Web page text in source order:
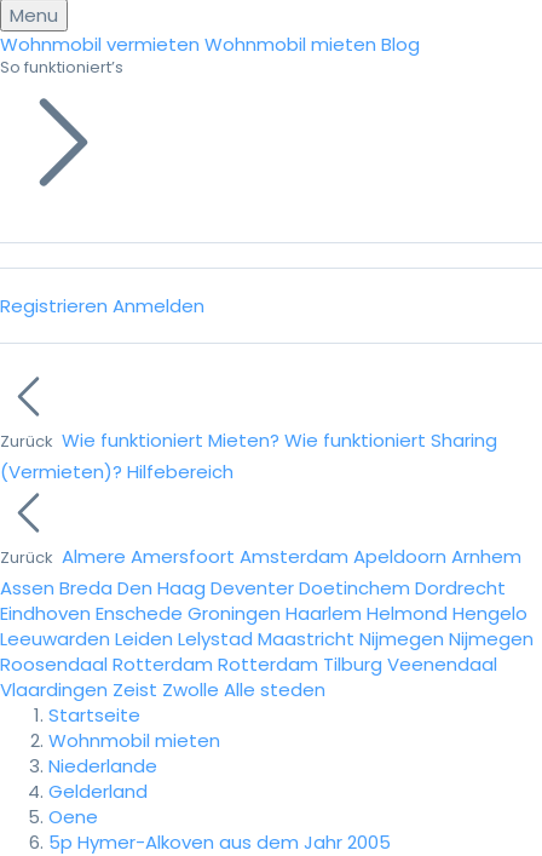
Menu
Wohnmobil vermieten Wohnmobil mieten Blog
So funktioniert’s
Registrieren Anmelden
Zurück Wie funktioniert Mieten? Wie funktioniert Sharing
(Vermieten)? Hilfebereich
Zurück Almere Amersfoort Amsterdam Apeldoorn Arnhem
Assen Breda Den Haag DeventerDoetinchem Dordrecht
Eindhoven Enschede Groningen Haarlem Helmond Hengelo
Leeuwarden Leiden Lelystad Maastricht Nijmegen Nijmegen
Roosendaal Rotterdam Rotterdam Tilburg Veenendaal
Vlaardingen Zeist Zwolle Alle steden
Startseite
Wohnmobil mieten
Niederlande
Gelderland
Oene
5p Hymer-Alkoven aus dem Jahr 2005